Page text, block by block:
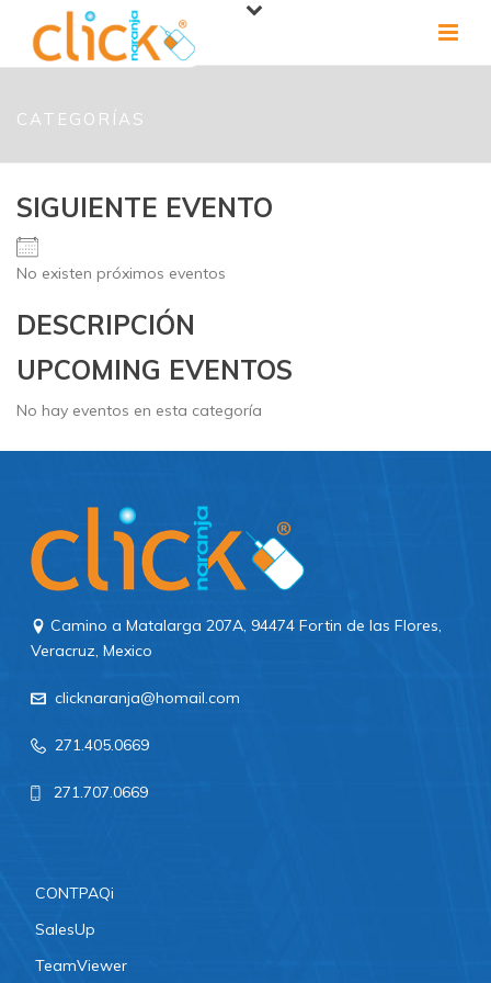
CATEGORÍAS
SIGUIENTE EVENTO
No existen próximos eventos
DESCRIPCIÓN
UPCOMING EVENTOS
No hay eventos en esta categoría
Camino a Matalarga 207A, 94474 Fortin de las Flores,
Veracruz, Mexico
clicknaranja@homail.com
271.405.0669
271.707.0669
CONTPAQi
SalesUp
TeamViewer